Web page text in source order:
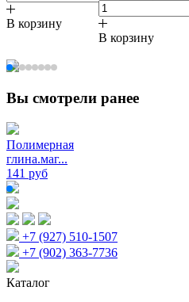
В корзину
В корзину
Вы смотрели ранее
Полимерная
глина.маг...
141 руб
+7 (927) 510-1507
+7 (902) 363-7736
Каталог